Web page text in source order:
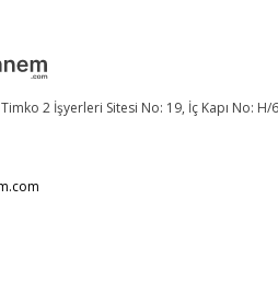
2 İşyerleri Sitesi No: 19, İç Kapı No: H/6